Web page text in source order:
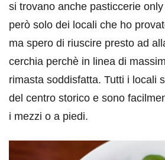
si trovano anche pasticcerie
però solo dei locali che ho
ma spero di riuscire presto ad
cerchia perchè in linea di
rimasta soddisfatta. Tutti i locali
del centro storico e sono
i mezzi o a piedi.